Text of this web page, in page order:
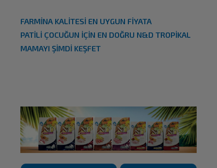
FARMİNA KALİTESİ EN UYGUN FİYATA
PATİLİ ÇOCUĞUN İÇİN EN DOĞRU N&D TROPİKAL
MAMAYI ŞİMDİ KEŞFET